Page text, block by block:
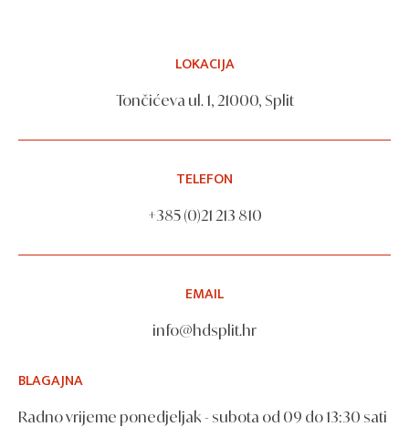
LOKACIJA
Tončićeva ul. 1, 21000, Split
TELEFON
+385 (0)21 213 810
EMAIL
info@hdsplit.hr
BLAGAJNA
Radno vrijeme ponedjeljak - subota od 09 do 13:30 sati